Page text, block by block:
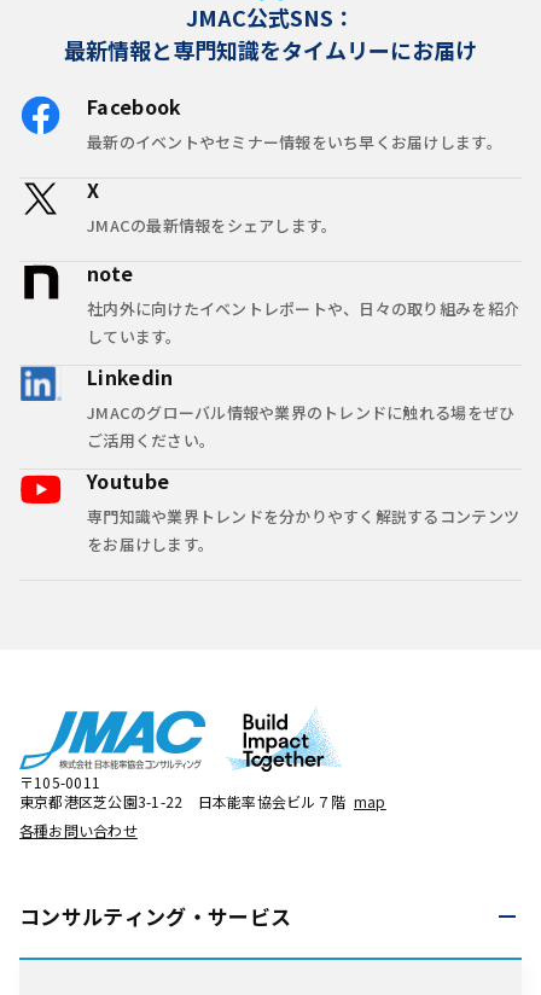
JMAC公式SNS：
最新情報と専門知識をタイムリーにお届け
Facebook
最新のイベントやセミナー情報をいち早くお届けします。
X
JMACの最新情報をシェアします。
note
社内外に向けたイベントレポートや、日々の取り組みを紹介
しています。
Linkedin
JMACのグローバル情報や業界のトレンドに触れる場をぜひ
ご活用ください。
Youtube
専門知識や業界トレンドを分かりやすく解説するコンテンツ
をお届けします。
〒105-0011
東京都港区芝公園3-1-22 日本能率協会ビル７階 map
各種お問い合わせ
コンサルティング・ サービス